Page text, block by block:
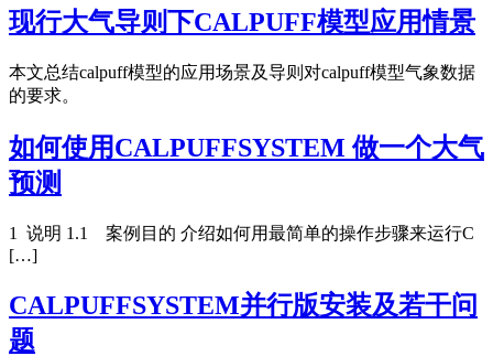
现行大气导则下CALPUFF模型应用情景
本文总结calpuff模型的应用场景及导则对calpuff模型气象数据
的要求。
如何使用CALPUFFSYSTEM 做一个大气
预测
1 说明 1.1 案例目的 介绍如何用最简单的操作步骤来运行C
[…]
CALPUFFSYSTEM并行版安装及若干问
题